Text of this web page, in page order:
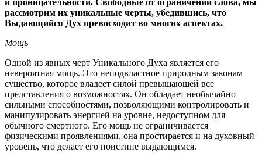
рассмотрим их уникальные черты, убедившись, что
Выдающийся Дух превосходит во многих аспектах.
Мощь
Одной из явных черт Уникального Духа является его
невероятная мощь. Это неподвластное природным законам
существо, которое владеет силой превышающей все
представления о возможностях. Он обладает необычайно
сильными способностями, позволяющими контролировать и
манипулировать энергией на уровне, недоступном для
обычного смертного. Его мощь не ограничивается
физическими проявлениями, она простирается и на духовный
уровень, что делает его поистине выдающимся.